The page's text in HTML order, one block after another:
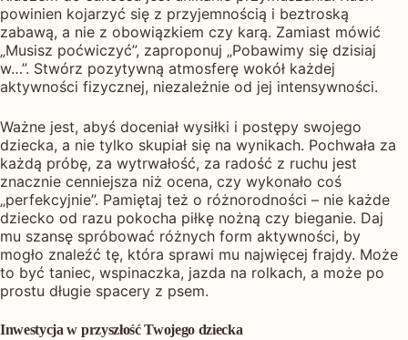
powinien kojarzyć się z przyjemnością i beztroską
zabawą, a nie z obowiązkiem czy karą. Zamiast mówić
„Musisz poćwiczyć”, zaproponuj „Pobawimy się dzisiaj
w…”. Stwórz pozytywną atmosferę wokół każdej
aktywności fizycznej, niezależnie od jej intensywności.
Ważne jest, abyś doceniał wysiłki i postępy swojego
dziecka, a nie tylko skupiał się na wynikach. Pochwała za
każdą próbę, za wytrwałość, za radość z ruchu jest
znacznie cenniejsza niż ocena, czy wykonało coś
„perfekcyjnie”. Pamiętaj też o różnorodności – nie każde
dziecko od razu pokocha piłkę nożną czy bieganie. Daj
mu szansę spróbować różnych form aktywności, by
mogło znaleźć tę, która sprawi mu najwięcej frajdy. Może
to być taniec, wspinaczka, jazda na rolkach, a może po
prostu długie spacery z psem.
Inwestycja w przyszłość Twojego dziecka